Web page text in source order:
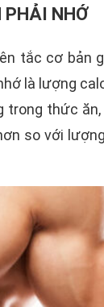
PHẢI NHỚ
tắc cơ bản
là lượng
trong thức ăn,
so với